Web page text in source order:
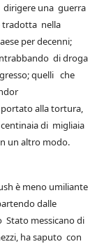
una guerra
tradotta nella
per decenni;
di droga
quelli che
alla tortura,
di migliaia
un altro modo.
è meno umiliante
dalle
Stato messicano di
ha saputo con